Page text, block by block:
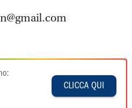
CLICCA QUI